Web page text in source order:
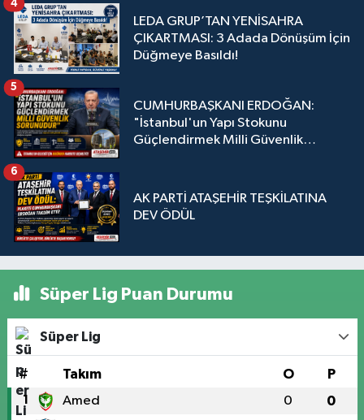
LEDA GRUP’TAN YENİSAHRA
ÇIKARTMASI: 3 Adada Dönüşüm İçin
Düğmeye Basıldı!
4
CUMHURBAŞKANI ERDOĞAN:
"İstanbul'un Yapı Stokunu
Güçlendirmek Milli Güvenlik
5
AK PARTİ ATAŞEHİR TEŞKİLATINA
DEV ÖDÜL
6
Süper Lig Puan Durumu
Süper Lig
# Takım O P
1 Amed 0 0